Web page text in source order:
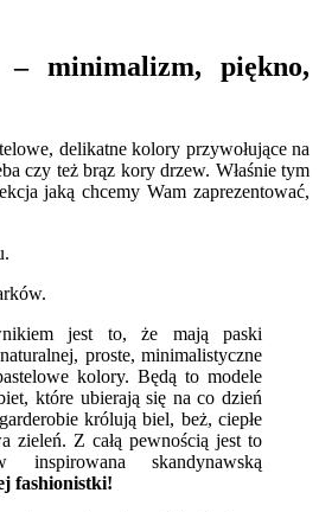
– minimalizm, piękno,
delikatne kolory przywołujące na
czy też brąz kory drzew. Właśnie tym
jaką chcemy Wam zaprezentować,
jest to, że mają paski
proste, minimalistyczne
kolory. Będą to modele
które ubierają się na co dzień
królują biel, beż, ciepłe
zieleń. Z całą pewnością jest to
inspirowana skandynawską
fashionistki!